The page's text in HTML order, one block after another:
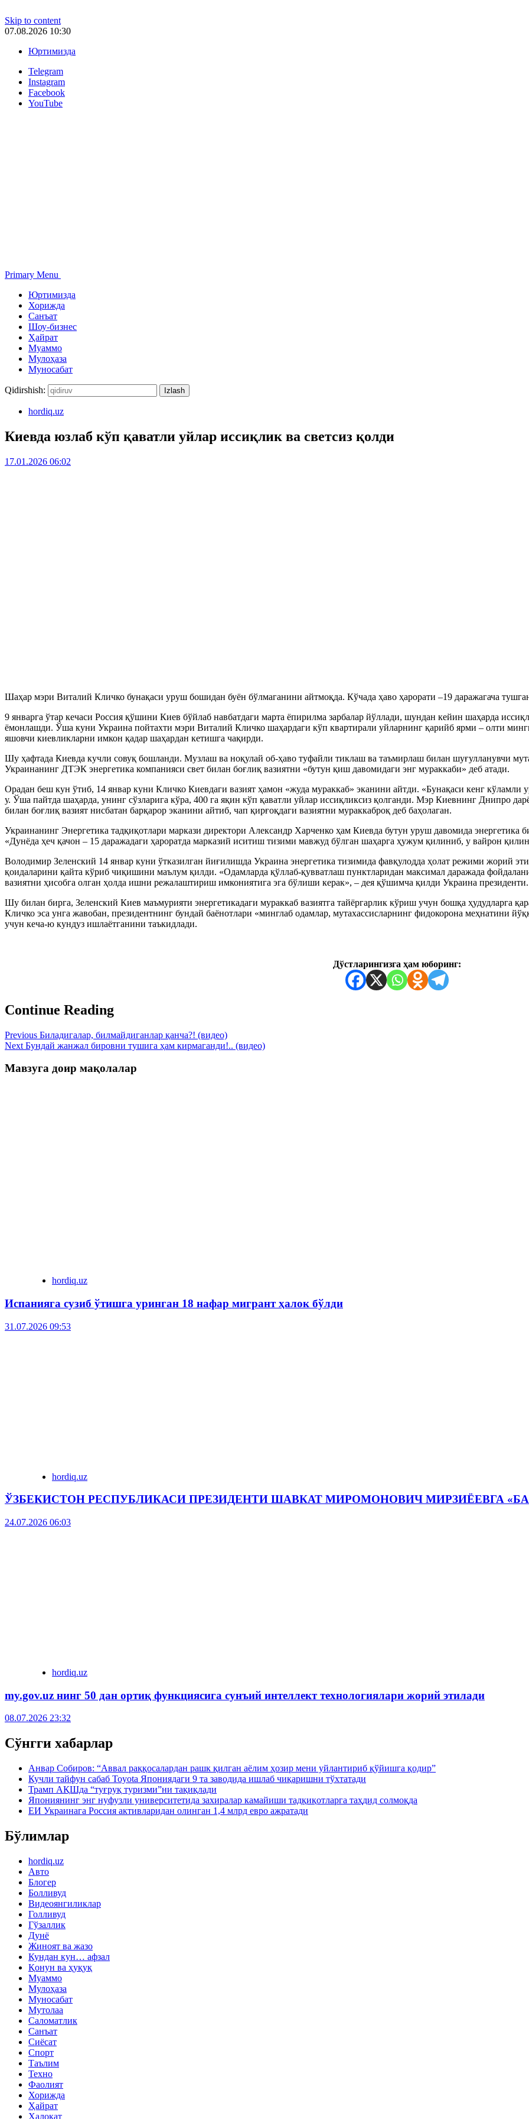
Skip to content
07.08.2026 10:30
Юртимизда
Telegram
Instagram
Facebook
YouTube
Primary Menu
Юртимизда
Хорижда
Санъат
Шоу-бизнес
Ҳайрат
Муаммо
Мулоҳаза
Муносабат
Qidirshish:
hordiq.uz
Киевда юзлаб кўп қаватли уйлар иссиқлик ва светсиз қолди
17.01.2026 06:02
Шаҳар мэри Виталий Кличко бунақаси уруш бошидан буён бўлмаганини айтмоқда. Кўчада ҳаво ҳарорати –19 даражагача
9 январга ўтар кечаси Россия қўшини Киев бўйлаб навбатдаги марта ёпирилма зарбалар йўллади, шундан кейин шаҳарда
ёмонлашди. Ўша куни Украина пойтахти мэри Виталий Кличко шаҳардаги кўп квартирали уйларнинг қарийб ярми – олти
яшовчи киевликларни имкон қадар шаҳардан кетишга чақирди.
Шу ҳафтада Киевда кучли совуқ бошланди. Музлаш ва ноқулай об-ҳаво туфайли тиклаш ва таъмирлаш билан шуғулланувчи
Украинанинг ДТЭК энергетика компанияси свет билан боғлиқ вазиятни «бутун қиш давомидаги энг мураккаби» деб атади.
Орадан беш кун ўтиб, 14 январ куни Кличко Киевдаги вазият ҳамон «жуда мураккаб» эканини айтди. «Бунақаси кенг
у. Ўша пайтда шаҳарда, унинг сўзларига кўра, 400 га яқин кўп қаватли уйлар иссиқликсиз қолганди. Мэр Киевнинг Днипро
билан боғлиқ вазият нисбатан барқарор эканини айтиб, чап қирғоқдаги вазиятни мураккаброқ деб баҳолаган.
Украинанинг Энергетика тадқиқотлари маркази директори Александр Харченко ҳам Киевда бутун уруш давомида энергетика
«Дунёда ҳеч қачон – 15 даражадаги ҳароратда марказий иситиш тизими мавжуд бўлган шаҳарга ҳужум қилиниб, у вайрон
Володимир Зеленский 14 январ куни ўтказилган йиғилишда Украина энергетика тизимида фавқулодда ҳолат режими жорий
қоидаларини қайта кўриб чиқишини маълум қилди. «Одамларда қўллаб-қувватлаш пунктларидан максимал даражада
вазиятни ҳисобга олган ҳолда ишни режалаштириш имкониятига эга бўлиши керак», – дея қўшимча қилди Украина президенти.
Шу билан бирга, Зеленский Киев маъмурияти энергетикадаги мураккаб вазиятга тайёргарлик кўриш учун бошқа ҳудудларга
Кличко эса унга жавобан, президентнинг бундай баёнотлари «минглаб одамлар, мутахассисларнинг фидокорона меҳнатини
учун кеча-ю кундуз ишлаётганини таъкидлади.
Дўстларингизга ҳам юборинг:
Continue Reading
Previous Биладигалар, билмайдиганлар қанча?! (видео)
Next Бундай жанжал бировни тушига ҳам кирмаганди!.. (видео)
Мавзуга доир мақолалар
hordiq.uz
Испанияга сузиб ўтишга уринган 18 нафар мигрант ҳалок бўлди
31.07.2026 09:53
hordiq.uz
ЎЗБЕКИСТОН РЕСПУБЛИКАСИ ПРЕЗИДЕНТИ ШАВКАТ МИРОМОНОВИЧ МИРЗИЁЕВГА
24.07.2026 06:03
hordiq.uz
my.gov.uz нинг 50 дан ортиқ функциясига сунъий интеллект технологиялари жорий этилади
08.07.2026 23:32
Сўнгги хабарлар
Анвар Собиров: “Аввал раққосалардан рашк қилган аёлим ҳозир мени уйлантириб қўйишга қодир”
Кучли тайфун сабаб Toyota Япониядаги 9 та заводида ишлаб чиқаришни тўхтатади
Трамп АҚШда “туғруқ туризми”ни тақиқлади
Япониянинг энг нуфузли университетида захиралар камайиши тадқиқотларга таҳдид солмоқда
ЕИ Украинага Россия активларидан олинган 1,4 млрд евро ажратади
Бўлимлар
hordiq.uz
Авто
Блогер
Болливуд
Видеоянгиликлар
Голливуд
Гўзаллик
Дунё
Жиноят ва жазо
Кундан кун… афзал
Қонун ва ҳуқуқ
Муаммо
Мулоҳаза
Муносабат
Мутолаа
Саломатлик
Санъат
Сиёсат
Спорт
Таълим
Техно
Фаолият
Хорижда
Ҳайрат
Ҳалокат